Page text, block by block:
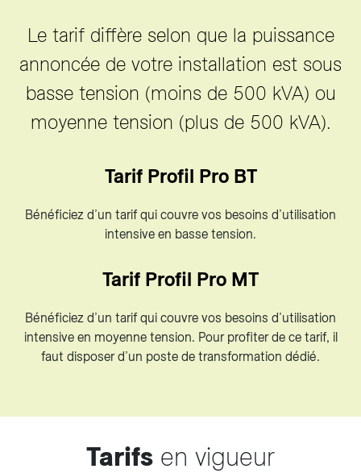
Le tarif diffère selon que la puissance
annoncée de votre installation est sous
basse tension (moins de 500 kVA) ou
moyenne tension (plus de 500 kVA).
Tarif Profil Pro BT
Bénéficiez d’un tarif qui couvre vos besoins d’utilisation
intensive en basse tension.
Tarif Profil Pro MT
Bénéficiez d’un tarif qui couvre vos besoins d’utilisation
intensive en moyenne tension. Pour profiter de ce tarif, il
faut disposer d’un poste de transformation dédié.
Tarifs en vigueur